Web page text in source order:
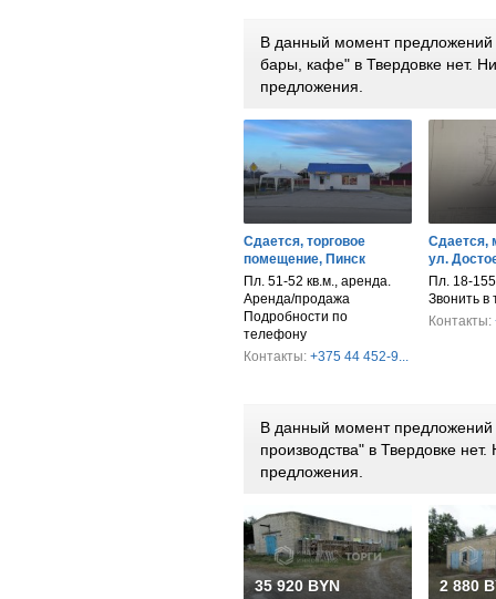
В данный момент
бары, кафе" в Твердовке нет.
предложения.
Сдается, торговое
помещение, Пинск
Пл. 51-52 кв.м., аренда.
Аренда/продажа
Подробности по
телефону
Контакты: +375 44 452-9...
Сдается,
ул.
Пл. 18-
Звонить в
Контакты:
В данный момент
производства" в Твердовке
предложения.
35 920 BYN 2 880